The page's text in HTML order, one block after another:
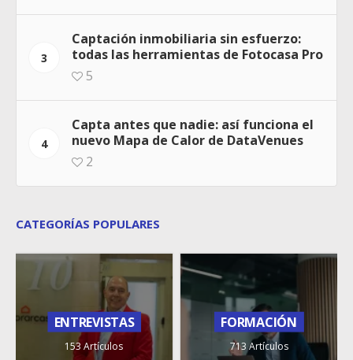
3
Captación inmobiliaria sin esfuerzo:
todas las herramientas de Fotocasa Pro
5
4
Capta antes que nadie: así funciona el
nuevo Mapa de Calor de DataVenues
2
CATEGORÍAS POPULARES
ENTREVISTAS
153 Artículos
FORMACIÓN
713 Artículos